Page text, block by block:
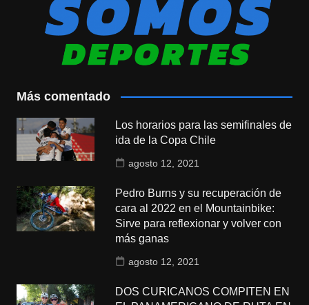
Más comentado
Los horarios para las semifinales de
ida de la Copa Chile
agosto 12, 2021
Pedro Burns y su recuperación de
cara al 2022 en el Mountainbike:
Sirve para reflexionar y volver con
más ganas
agosto 12, 2021
DOS CURICANOS COMPITEN EN